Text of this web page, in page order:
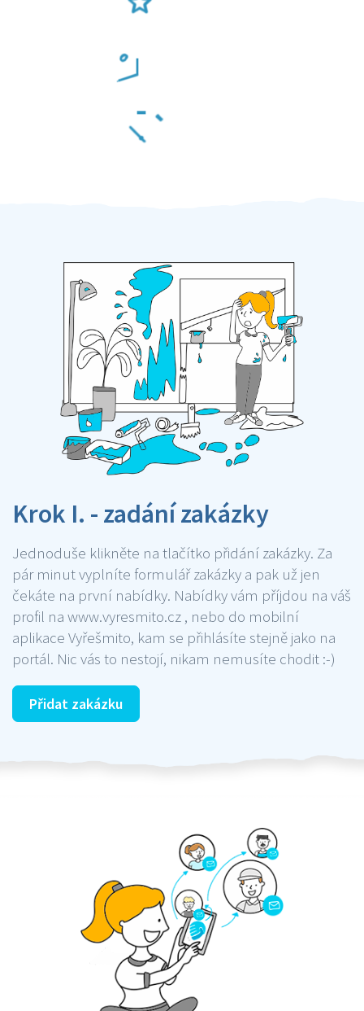
Krok I. - zadání zakázky
Jednoduše klikněte na tlačítko přidání zakázky. Za
pár minut vyplníte formulář zakázky a pak už jen
čekáte na první nabídky. Nabídky vám příjdou na váš
profil na www.vyresmito.cz , nebo do mobilní
aplikace Vyřešmito, kam se přihlásíte stejně jako na
portál. Nic vás to nestojí, nikam nemusíte chodit :-)
Přidat zakázku